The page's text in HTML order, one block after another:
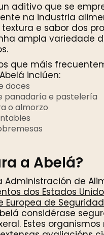
aditivo que se
na industria
e sabor dos
ampla variedade
que máis
inclúen:
doces
panadaría e pastelería
o almorzo
a Abelá?
Administración de
dos Estados
Europea de
considérase
Estes